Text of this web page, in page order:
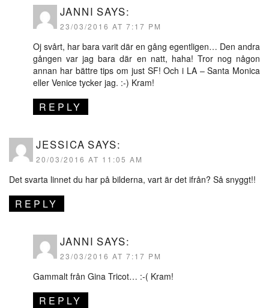
JANNI SAYS:
23/03/2016 AT 7:17 PM
Oj svårt, har bara varit där en gång egentligen… Den andra
gången var jag bara där en natt, haha! Tror nog någon
annan har bättre tips om just SF! Och i LA – Santa Monica
eller Venice tycker jag. :-) Kram!
REPLY
JESSICA SAYS:
20/03/2016 AT 11:05 AM
Det svarta linnet du har på bilderna, vart är det ifrån? Så snyggt!!
REPLY
JANNI SAYS:
23/03/2016 AT 7:17 PM
Gammalt från Gina Tricot… :-( Kram!
REPLY